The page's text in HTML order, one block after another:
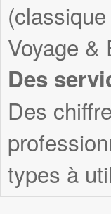
Voyage &
Des
Des
types à